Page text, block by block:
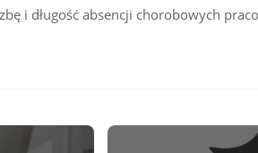
i długość absencji chorobowych